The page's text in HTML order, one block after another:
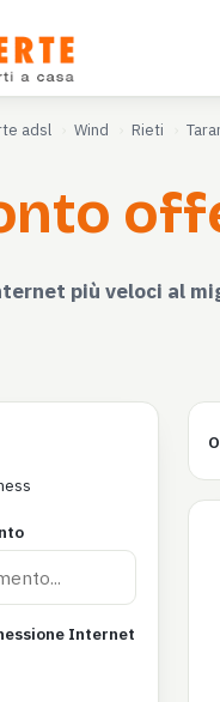
adsl Wind Rieti
più veloci al
Internet